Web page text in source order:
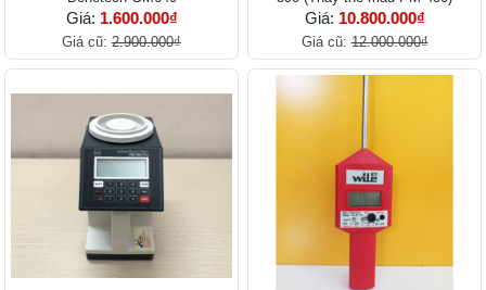
Giá: 1.600.000₫
Giá cũ: 2.900.000₫
Giá: 10.800.000₫
Giá cũ:12.000.000₫